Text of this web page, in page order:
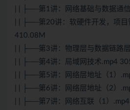
| | ├──第1讲：网络基础与数据通
| | ├──第20讲：软硬件开发，项目
410.08M
| | ├──第3讲：物理层与数据链路
| | ├──第4讲：局域网技术.mp4
| | ├──第5讲：网络层地址（1）
| | ├──第6讲：网络层地址（2）
| | ├──第7讲：网络互联（1）